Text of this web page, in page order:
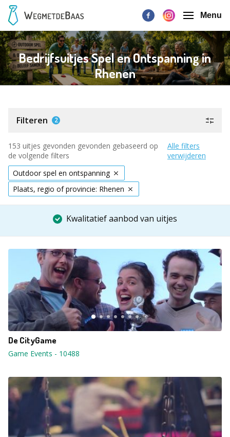
Menu
Bedrijfsuitjes Spel en Ontspanning in
Rhenen
Filteren 2
153 uitjes gevonden gevonden gebaseerd op
de volgende filters
Alle filters
verwijderen
Outdoor spel en ontspanning
Plaats, regio of provincie: Rhenen
Kwalitatief aanbod van uitjes
De CityGame
Game Events - 10488